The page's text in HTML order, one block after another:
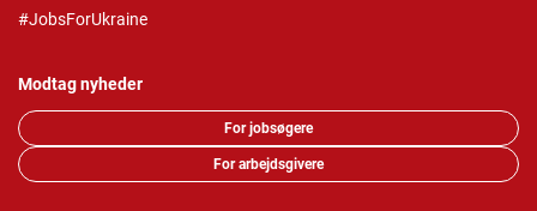
#JobsForUkraine
Modtag nyheder
For jobsøgere
For arbejdsgivere